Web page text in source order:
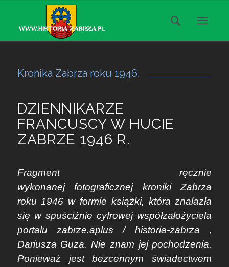
Kronika Zabrza roku 1946.
DZIENNIKARZE
FRANCUSCY W HUCIE
ZABRZE 1946 R.
Fragment ręcznie
wykonanej fotograficznej kroniki Zabrza
roku 1946 w formie książki, która znalazła
się w spuściźnie cyfrowej współzałożyciela
portalu zabrze.aplus / historia-zabrza ,
Dariusza Guza. Nie znam jej pochodzenia.
Ponieważ jest bezcennym świadectwem